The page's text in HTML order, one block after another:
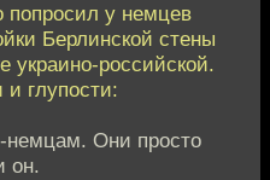
попросил у немцев
Берлинской стены
украино-российской.
глупости:
немцам. Они просто
он.